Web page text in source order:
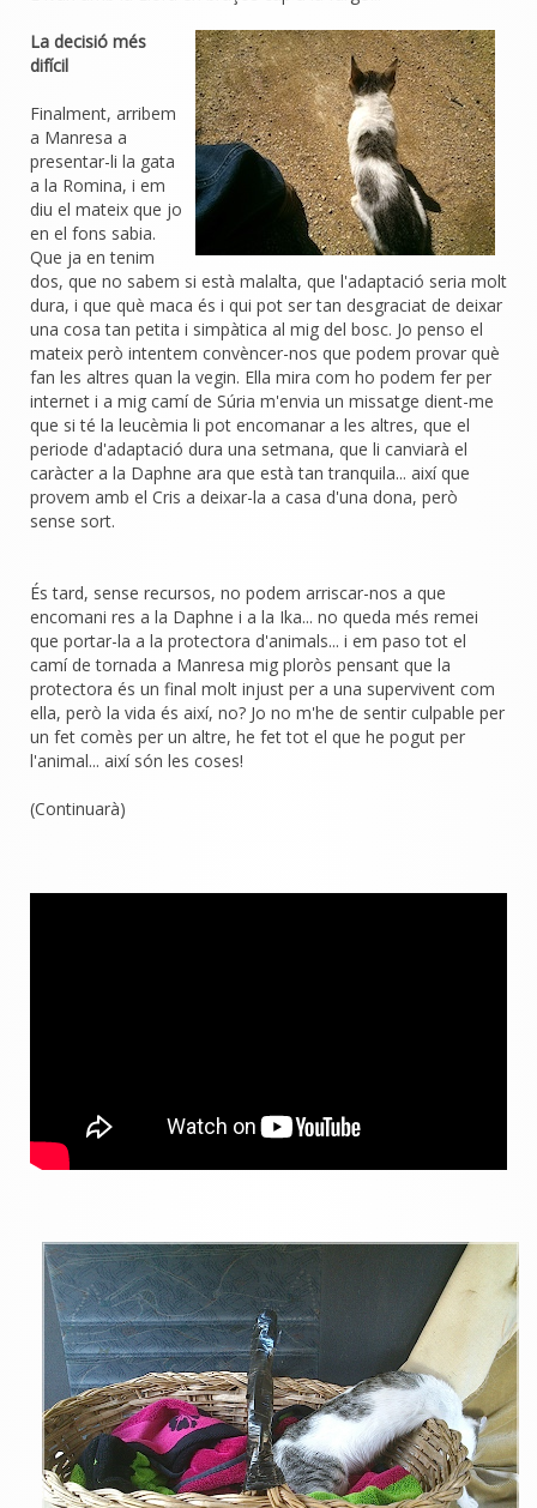
La decisió més
difícil
Finalment, arribem
a Manresa a
presentar-li la gata
a la Romina, i em
diu el mateix que jo
en el fons sabia.
Que ja en tenim
dos, que no sabem si està malalta, que l'adaptació seria molt
dura, i que què maca és i qui pot ser tan desgraciat de deixar
una cosa tan petita i simpàtica al mig del bosc. Jo penso el
mateix però intentem convèncer-nos que podem provar què
fan les altres quan la vegin. Ella mira com ho podem fer per
internet i a mig camí de Súria m'envia un missatge dient-me
que si té la leucèmia li pot encomanar a les altres, que el
periode d'adaptació dura una setmana, que li canviarà el
caràcter a la Daphne ara que està tan tranquila... així que
provem amb el Cris a deixar-la a casa d'una dona, però
sense sort.
És tard, sense recursos, no podem arriscar-nos a que
encomani res a la Daphne i a la Ika... no queda més remei
que portar-la a la protectora d'animals... i em paso tot el
camí de tornada a Manresa mig ploròs pensant que la
protectora és un final molt injust per a una supervivent com
ella, però la vida és així, no? Jo no m'he de sentir culpable per
un fet comès per un altre, he fet tot el que he pogut per
l'animal... així són les coses!
(Continuarà)